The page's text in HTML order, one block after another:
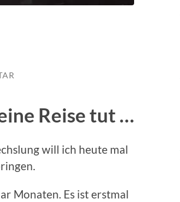
Reise tut …
will ich heute mal
Monaten. Es ist erstmal